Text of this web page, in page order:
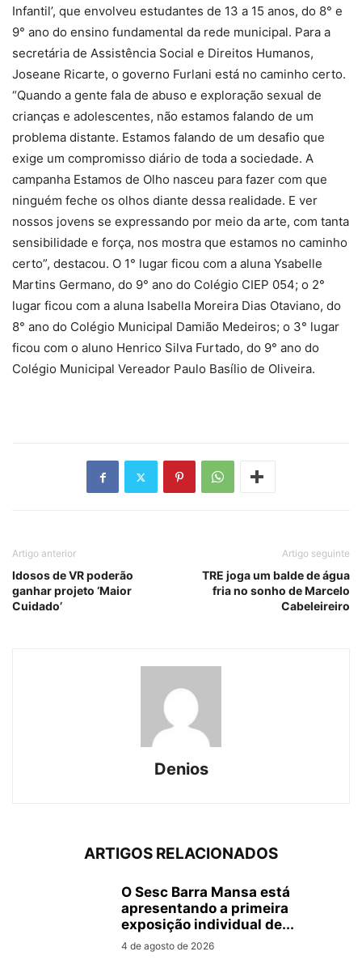
Infantil’, que envolveu estudantes de 13 a 15 anos, do 8° e
9° ano do ensino fundamental da rede municipal. Para a
secretária de Assistência Social e Direitos Humanos,
Joseane Ricarte, o governo Furlani está no caminho certo.
“Quando a gente fala de abuso e exploração sexual de
crianças e adolescentes, não estamos falando de um
problema distante. Estamos falando de um desafio que
exige um compromisso diário de toda a sociedade. A
campanha Estamos de Olho nasceu para fazer com que
ninguém feche os olhos diante dessa realidade. E ver
nossos jovens se expressando por meio da arte, com tanta
sensibilidade e força, nos mostra que estamos no caminho
certo”, destacou. O 1° lugar ficou com a aluna Ysabelle
Martins Germano, do 9° ano do Colégio CIEP 054; o 2°
lugar ficou com a aluna Isabella Moreira Dias Otaviano, do
8° ano do Colégio Municipal Damião Medeiros; o 3° lugar
ficou com o aluno Henrico Silva Furtado, do 9° ano do
Colégio Municipal Vereador Paulo Basílio de Oliveira.
Artigo anterior
Idosos de VR poderão
ganhar projeto ‘Maior
Cuidado’
Artigo seguinte
TRE joga um balde de água
fria no sonho de Marcelo
Cabeleireiro
Denios
ARTIGOS RELACIONADOS
O Sesc Barra Mansa está
apresentando a primeira
exposição individual de...
4 de agosto de 2026